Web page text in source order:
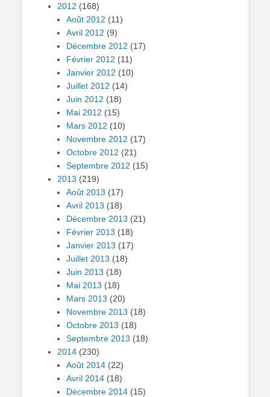
2012 (168)
Août 2012 (11)
Avril 2012 (9)
Décembre 2012 (17)
Février 2012 (11)
Janvier 2012 (10)
Juillet 2012 (14)
Juin 2012 (18)
Mai 2012 (15)
Mars 2012 (10)
Novembre 2012 (17)
Octobre 2012 (21)
Septembre 2012 (15)
2013 (219)
Août 2013 (17)
Avril 2013 (18)
Décembre 2013 (21)
Février 2013 (18)
Janvier 2013 (17)
Juillet 2013 (18)
Juin 2013 (18)
Mai 2013 (18)
Mars 2013 (20)
Novembre 2013 (18)
Octobre 2013 (18)
Septembre 2013 (18)
2014 (230)
Août 2014 (22)
Avril 2014 (18)
Décembre 2014 (15)